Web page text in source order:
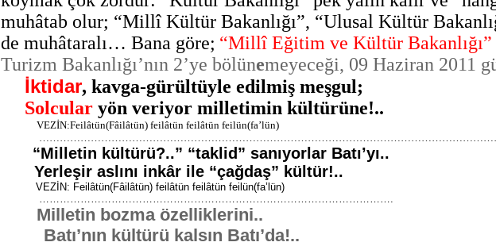
muhâtab olur; “Millî Kültür Bakanlığı”, “Ulusal Kültür
de muhâtaralı… Bana göre; “Millî Eğitim ve Kültür Bakanlığı”
Turizm Bakanlığı’nın 2’ye bölünemeyeceği, 09 Haziran 2011
İktidar, kavga-gürültüyle edilmiş meşgul;
Solcular yön veriyor milletimin kültürüne!..
VEZİN:Feilâtün(Fâilâtün) feilâtün feilâtün feilün(fa’lün)
“Milletin kültürü?..” “taklid” sanıyorlar Batı’yı..
Yerleşir aslını inkâr ile “çağdaş” kültür!..
VEZİN: Feilâtün(Fâilâtün) feilâtün feilâtün feilün(fa’lün)
………………………………………………………………………………………….
Milletin bozma özelliklerini..
Batı’nın kültürü kalsın Batı’da!..